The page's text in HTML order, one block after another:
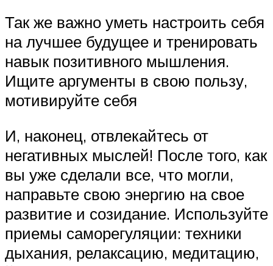
Так же важно уметь настроить себя
на лучшее будущее и тренировать
навык позитивного мышления.
Ищите аргументы в свою пользу,
мотивируйте себя
И, наконец, отвлекайтесь от
негативных мыслей! После того, как
вы уже сделали все, что могли,
направьте свою энергию на свое
развитие и созидание. Используйте
приемы саморегуляции: техники
дыхания, релаксацию, медитацию,